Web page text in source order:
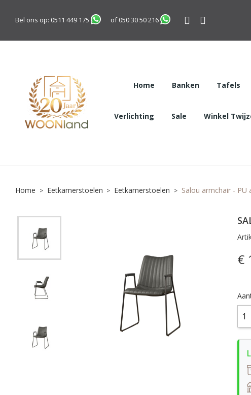
Bel ons op: 0511 449 175 of050 30 50 216
Home Banken Tafels
Verlichting Sale Winkel
Home Eetkamerstoelen Eetkamerstoelen Salou armchair - PU
€